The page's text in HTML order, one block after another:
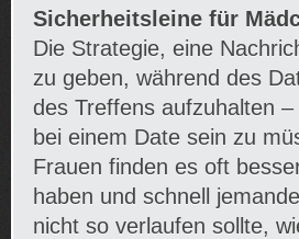
Sicherheitsleine für
Die Strategie, eine
zu geben, während des
des Treffens aufzuhalten
bei einem Date sein zu
Frauen finden es oft
haben und schnell
nicht so verlaufen sollte,